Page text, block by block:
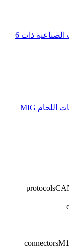
كابلات داخلية وحزم تجهيز عالية الأداء للروبوتات الصناعية ذات 6
حزم كابلات مقاومة للرذاذ والحرارة لخلايا روبوتات اللحام MIG
protocols
connectors